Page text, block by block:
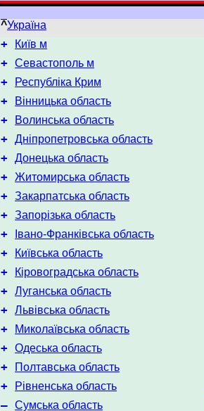
^Україна
+ Київ м
+ Севастополь м
+ Республіка Крим
+ Вінницька область
+ Волинська область
+ Дніпропетровська область
+ Донецька область
+ Житомирська область
+ Закарпатська область
+ Запорізька область
+ Івано-Франківська область
+ Київська область
+ Кіровоградська область
+ Луганська область
+ Львівська область
+ Миколаївська область
+ Одеська область
+ Полтавська область
+ Рівненська область
– Сумська область